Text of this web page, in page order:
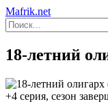
Mafrik.net
18-летний
+4 серия, сезон